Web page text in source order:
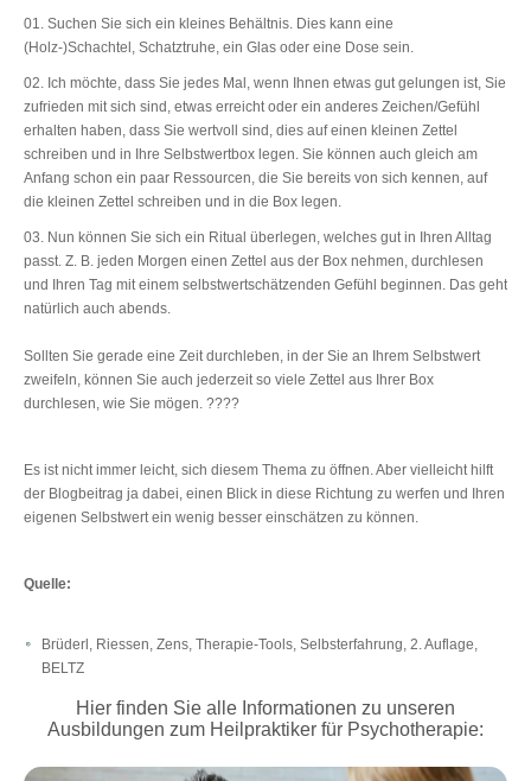
Suchen Sie sich ein kleines Behältnis. Dies kann eine
(Holz-)Schachtel, Schatztruhe, ein Glas oder eine Dose sein.
Ich möchte, dass Sie jedes Mal, wenn Ihnen etwas gut gelungen ist, Sie
zufrieden mit sich sind, etwas erreicht oder ein anderes Zeichen/Gefühl
erhalten haben, dass Sie wertvoll sind, dies auf einen kleinen Zettel
schreiben und in Ihre Selbstwertbox legen. Sie können auch gleich am
Anfang schon ein paar Ressourcen, die Sie bereits von sich kennen, auf
die kleinen Zettel schreiben und in die Box legen.
Nun können Sie sich ein Ritual überlegen, welches gut in Ihren Alltag
passt. Z. B. jeden Morgen einen Zettel aus der Box nehmen, durchlesen
und Ihren Tag mit einem selbstwertschätzenden Gefühl beginnen. Das geht
natürlich auch abends.
Sollten Sie gerade eine Zeit durchleben, in der Sie an Ihrem Selbstwert
zweifeln, können Sie auch jederzeit so viele Zettel aus Ihrer Box
durchlesen, wie Sie mögen. ????
Es ist nicht immer leicht, sich diesem Thema zu öffnen. Aber vielleicht hilft
der Blogbeitrag ja dabei, einen Blick in diese Richtung zu werfen und Ihren
eigenen Selbstwert ein wenig besser einschätzen zu können.
Quelle:
Brüderl, Riessen, Zens, Therapie-Tools, Selbsterfahrung, 2. Auflage,
BELTZ
Hier finden Sie alle Informationen zu unseren
Ausbildungen zum Heilpraktiker für Psychotherapie: